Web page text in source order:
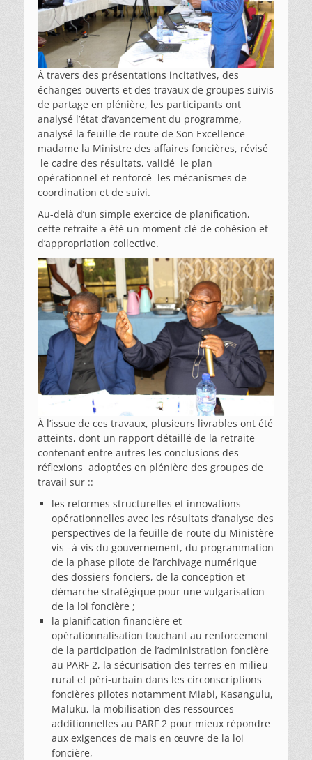
À travers des présentations incitatives, des
échanges ouverts et des travaux de groupes suivis
de partage en plénière, les participants ont
analysé l’état d’avancement du programme,
analysé la feuille de route de Son Excellence
madame la Ministre des affaires foncières, révisé
le cadre des résultats, validé le plan
opérationnel et renforcé les mécanismes de
coordination et de suivi.
Au-delà d’un simple exercice de planification,
cette retraite a été un moment clé de cohésion et
d’appropriation collective.
À l’issue de ces travaux, plusieurs livrables ont été
atteints, dont un rapport détaillé de la retraite
contenant entre autres les conclusions des
réflexions adoptées en plénière des groupes de
travail sur ::
les reformes structurelles et innovations
opérationnelles avec les résultats d’analyse des
perspectives de la feuille de route du Ministère
vis –à-vis du gouvernement, du programmation
de la phase pilote de l’archivage numérique
des dossiers fonciers, de la conception et
démarche stratégique pour une vulgarisation
de la loi foncière ;
la planification financière et
opérationnalisation touchant au renforcement
de la participation de l’administration foncière
au PARF 2, la sécurisation des terres en milieu
rural et péri-urbain dans les circonscriptions
foncières pilotes notamment Miabi, Kasangulu,
Maluku, la mobilisation des ressources
additionnelles au PARF 2 pour mieux répondre
aux exigences de mais en œuvre de la loi
foncière,